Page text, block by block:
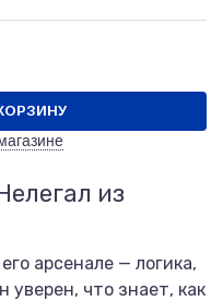
из
арсенале — логика,
уверен, что знает, как